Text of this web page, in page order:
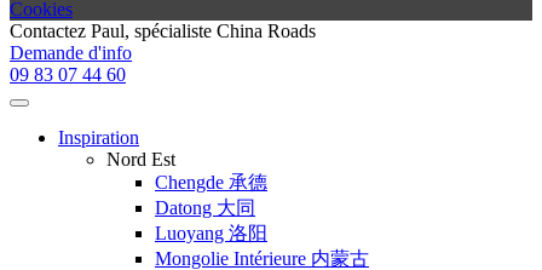
Cookies
Contactez Paul, spécialiste China Roads
Demande d'info
09 83 07 44 60
Inspiration
Nord Est
Chengde 承德
Datong 大同
Luoyang 洛阳
Mongolie Intérieure 内蒙古